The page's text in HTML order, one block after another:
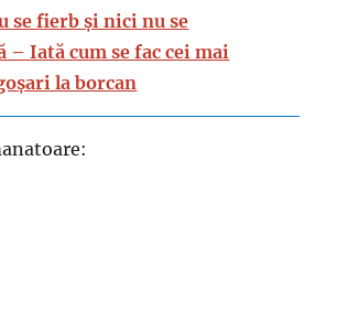
se fierb și nici nu se
– Iată cum se fac cei mai
la borcan